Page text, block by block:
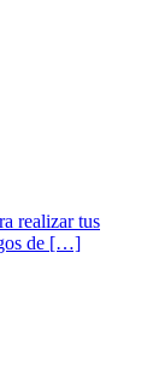
realizar tus
de […]